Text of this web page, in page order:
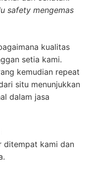
safety mengemas
kualitas
setia kami.
kemudian repeat
situ menunjukkan
dalam jasa
ditempat kami dan